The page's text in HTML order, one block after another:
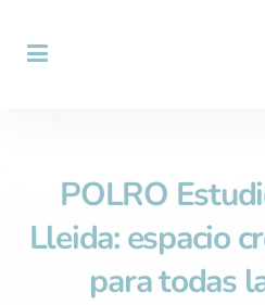
POLRO
Lleida: espacio
para todas